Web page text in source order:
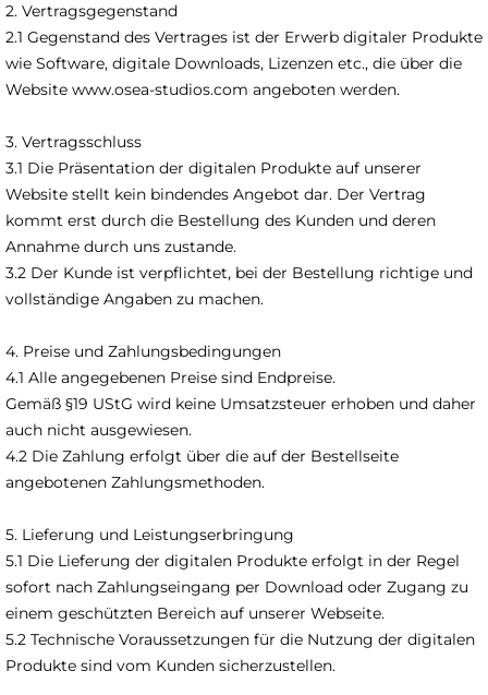
2. Vertragsgegenstand
2.1 Gegenstand des Vertrages ist der Erwerb digitaler Produkte
wie Software, digitale Downloads, Lizenzen etc., die über die
Website www.osea-studios.com angeboten werden.
3. Vertragsschluss
3.1 Die Präsentation der digitalen Produkte auf unserer
Website stellt kein bindendes Angebot dar. Der Vertrag
kommt erst durch die Bestellung des Kunden und deren
Annahme durch uns zustande.
3.2 Der Kunde ist verpflichtet, bei der Bestellung richtige und
vollständige Angaben zu machen.
4. Preise und Zahlungsbedingungen
4.1 Alle angegebenen Preise sind Endpreise.
Gemäß §19 UStG wird keine Umsatzsteuer erhoben und daher
auch nicht ausgewiesen.
4.2 Die Zahlung erfolgt über die auf der Bestellseite
angebotenen Zahlungsmethoden.
5. Lieferung und Leistungserbringung
5.1 Die Lieferung der digitalen Produkte erfolgt in der Regel
sofort nach Zahlungseingang per Download oder Zugang zu
einem geschützten Bereich auf unserer Webseite.
5.2 Technische Voraussetzungen für die Nutzung der digitalen
Produkte sind vom Kunden sicherzustellen.